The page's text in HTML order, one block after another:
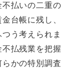
払いの二重の
台帳に残し、
う考えられま
払残業を把握
かの特別調査